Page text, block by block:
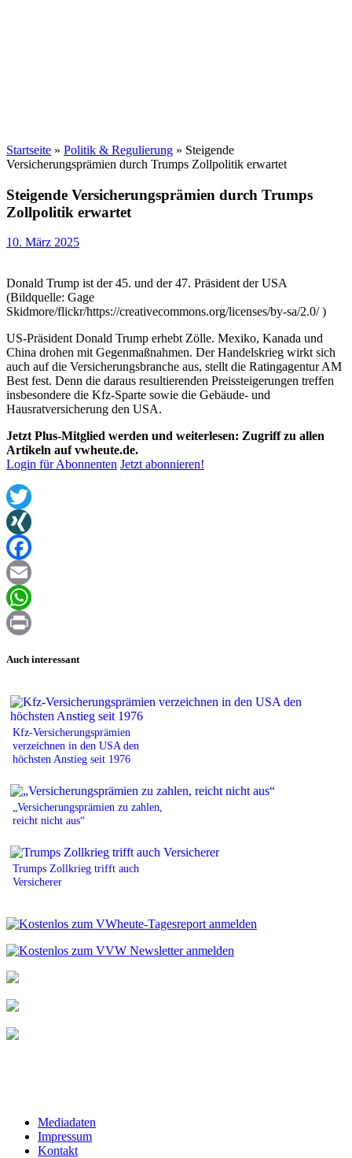
Startseite » Politik & Regulierung » Steigende
Versicherungsprämien durch Trumps Zollpolitik erwartet
Steigende Versicherungsprämien durch Trumps
Zollpolitik erwartet
10. März 2025
Donald Trump ist der 45. und der 47. Präsident der USA
(Bildquelle: Gage
Skidmore/flickr/https://creativecommons.org/licenses/by-sa/2.0/ )
US-Präsident Donald Trump erhebt Zölle. Mexiko, Kanada und
China drohen mit Gegenmaßnahmen. Der Handelskrieg wirkt sich
auch auf die Versicherungsbranche aus, stellt die Ratingagentur AM
Best fest. Denn die daraus resultierenden Preissteigerungen treffen
insbesondere die Kfz-Sparte sowie die Gebäude- und
Hausratversicherung den USA.
Jetzt Plus-Mitglied werden und weiterlesen: Zugriff zu allen
Artikeln auf vwheute.de.
Login für Abonnenten Jetzt abonnieren!
Twitter
XING
Facebook
Email
WhatsApp
Auch interessant
Kfz-Versicherungsprämien
verzeichnen in den USA den
höchsten Anstieg seit 1976
„Versicherungsprämien zu zahlen,
reicht nicht aus“
Trumps Zollkrieg trifft auch
Versicherer
Mediadaten
Impressum
Kontakt